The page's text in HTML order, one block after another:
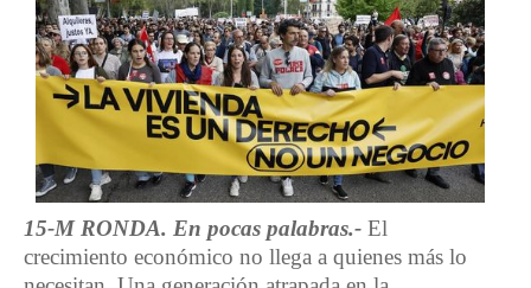
15-M RONDA. En pocas palabras.- El
crecimiento económico no llega a quienes más lo